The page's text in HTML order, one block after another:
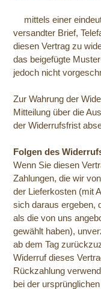
mittels einer
versandter Brief,
diesen Vertrag zu
das beigefügte
jedoch nicht
Zur Wahrung der
Mitteilung über die
der Widerrufsfrist
Folgen des
Wenn Sie diesen
Zahlungen, die wir
der Lieferkosten (mit
sich daraus ergeben,
als die von uns
gewählt haben),
ab dem Tag
Widerruf dieses
Rückzahlung
bei der